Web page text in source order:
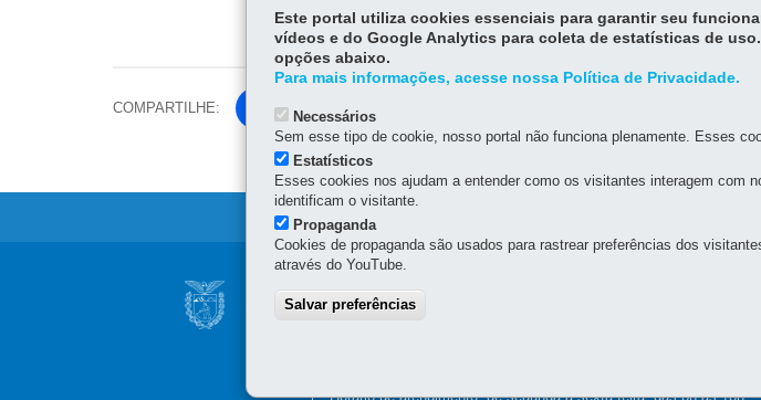
COMPARTILHE:
Fa
ce
bo
ok
Tw
itt
er
Navegação
principal
NÚCLEO REGIONAL DE EDUCAÇÃO DE DOIS
Horário de atendimento: de segunda a sexta-feira, das 8h às 18h
Este portal utiliza cookies essenciais para garantir seu
vídeos e do Google Analytics para coleta de estatísticas de
opções abaixo.
Para mais informações, acesse nossa Política de Privacidade.
Necessários
Sem esse tipo de cookie, nosso portal não funciona plenamente. Esses
Estatísticos
Esses cookies nos ajudam a entender como os visitantes interagem com
identificam o visitante.
Propaganda
Cookies de propaganda são usados para rastrear preferências dos
através do YouTube.
Salvar preferências